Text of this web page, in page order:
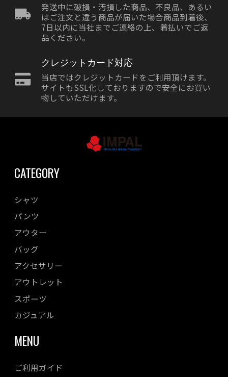
発送中に破損・汚損した商品、不良品、あるい
はご注文と違う商品が届いた場合商品到着後、
7日以内に当社までご連絡の上、着払いでご返
品ください。
クレジットカード対応
当店ではクレジットカードをご利用頂けます。
サイトもSSL化しておりますので安全にお買い
物していただけます。
CATEGORY
シャツ
パンツ
アウター
バッグ
アクセサリー
アウトレット
スポーツ
カジュアル
MENU
ご利用ガイド